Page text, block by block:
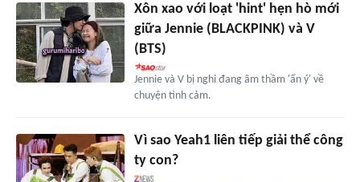
Xôn xao với loạt 'hint' hẹn hò mới
giữa Jennie (BLACKPINK) và V
(BTS)
Jennie và V bị nghi đang âm thầm 'ẩn ý' về
chuyện tình cảm.
Vì sao Yeah1 liên tiếp giải thể công
ty con?